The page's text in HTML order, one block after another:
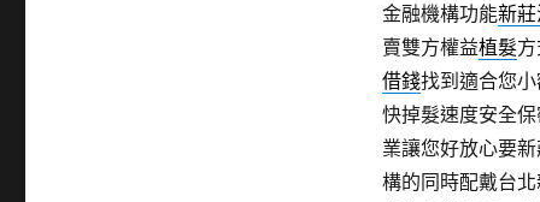
金融機構功能新
賣雙方權益植髮
借錢找到適合您
快掉髮速度安全
業讓您好放心要
構的同時配戴台